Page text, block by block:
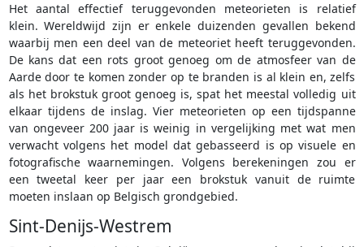
Het aantal effectief teruggevonden meteorieten is relatief
klein. Wereldwijd zijn er enkele duizenden gevallen bekend
waarbij men een deel van de meteoriet heeft teruggevonden.
De kans dat een rots groot genoeg om de atmosfeer van de
Aarde door te komen zonder op te branden is al klein en, zelfs
als het brokstuk groot genoeg is, spat het meestal volledig uit
elkaar tijdens de inslag. Vier meteorieten op een tijdspanne
van ongeveer 200 jaar is weinig in vergelijking met wat men
verwacht volgens het model dat gebasseerd is op visuele en
fotografische waarnemingen. Volgens berekeningen zou er
een tweetal keer per jaar een brokstuk vanuit de ruimte
moeten inslaan op Belgisch grondgebied.
Sint-Denijs-Westrem